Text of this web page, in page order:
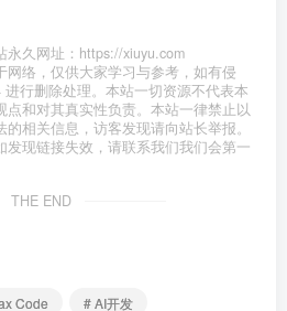
久网址：https://xiuyu.com
络，仅供大家学习与参考，如有侵
行删除处理。本站一切资源不代表本
和对其真实性负责。本站一律禁止以
相关信息，访客发现请向站长举报。
现链接失效，请联系我们我们会第一
THE END
Code # AI开发